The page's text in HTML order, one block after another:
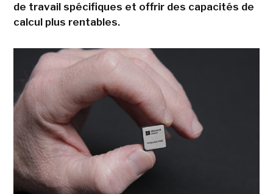
de travail spécifiques et offrir des capacités de
calcul plus rentables.